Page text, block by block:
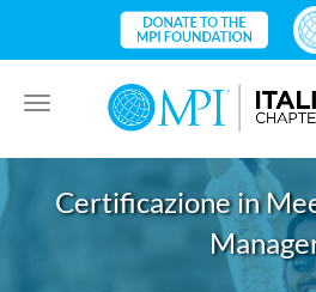
Toggle
navigation
Certificazione in